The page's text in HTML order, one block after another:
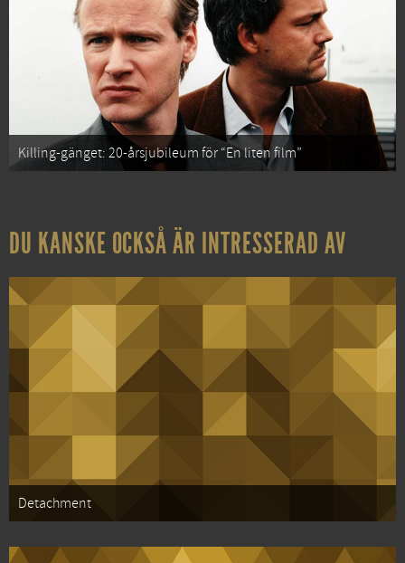
Killing-gänget: 20-årsjubileum för “En liten film”
DU KANSKE OCKSÅ ÄR INTRESSERAD AV
Detachment